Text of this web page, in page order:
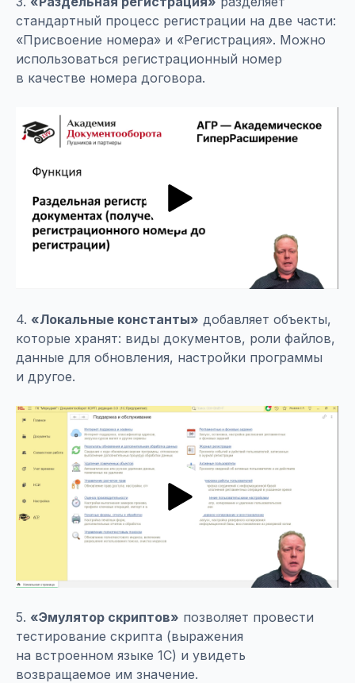
стандартный процесс регистрации на две части:
«Присвоение номера» и «Регистрация». Можно
использоваться регистрационный номер
в качестве номера договора.
4. «Локальные константы» добавляет объекты,
которые хранят: виды документов, роли файлов,
данные для обновления, настройки программы
и другое.
5. «Эмулятор скриптов» позволяет провести
тестирование скрипта (выражения
на встроенном языке 1С) и увидеть
возвращаемое им значение.